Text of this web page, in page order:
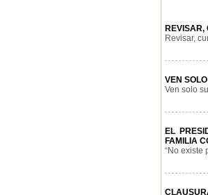
Revisar,
VEN
Ven solo
EL
FAMILIA
“No existe